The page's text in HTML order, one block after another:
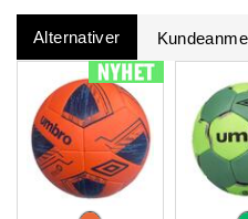
Alternativer